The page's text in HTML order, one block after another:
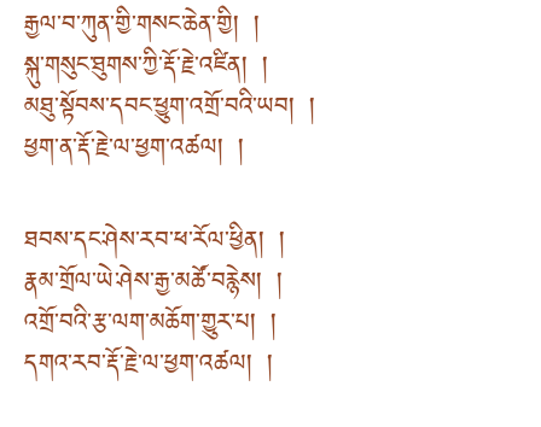
རྒྱལ་བ་ཀུན་གྱི་གསང་ཆེན་གྱི། །
སྐུ་གསུང་ཐུགས་ཀྱི་རྡོ་རྗེ་འཛིན། །
མཐུ་སྟོབས་དབང་ཕྱུག་འགྲོ་བའི་ཡབ། །
ཕྱག་ན་རྡོ་རྗེ་ལ་ཕྱག་འཚལ། །
ཐབས་དང་ཤེས་རབ་ཕ་རོལ་ཕྱིན། །
རྣམ་གྲོལ་ཡེ་ཤེས་རྒྱ་མཚོ་བརྙེས། །
འགྲོ་བའི་རྩ་ལག་མཆོག་གྱུར་པ། །
དགའ་རབ་རྡོ་རྗེ་ལ་ཕྱག་འཚལ། །